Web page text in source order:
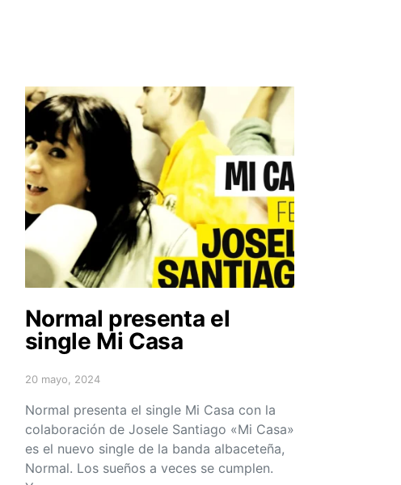
Normal presenta el
single Mi Casa
Posted on
20 mayo, 2024
Normal presenta el single Mi Casa con la
colaboración de Josele Santiago «Mi Casa»
es el nuevo single de la banda albaceteña,
Normal. Los sueños a veces se cumplen.